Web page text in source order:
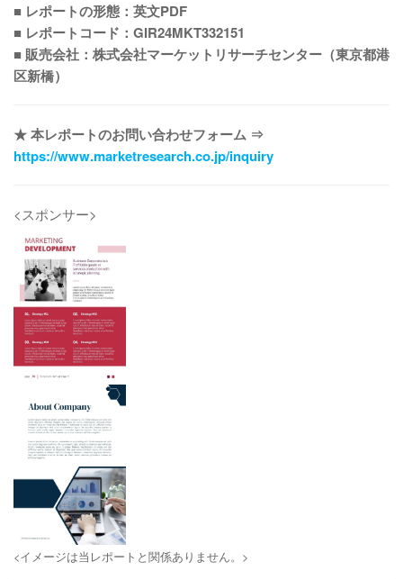
■ レポートの形態：英文PDF
■ レポートコード：GIR24MKT332151
■ 販売会社：株式会社マーケットリサーチセンター（東京都港
区新橋）
★ 本レポートのお問い合わせフォーム ⇒
https://www.marketresearch.co.jp/inquiry
<スポンサー>
<イメージは当レポートと関係ありません。>